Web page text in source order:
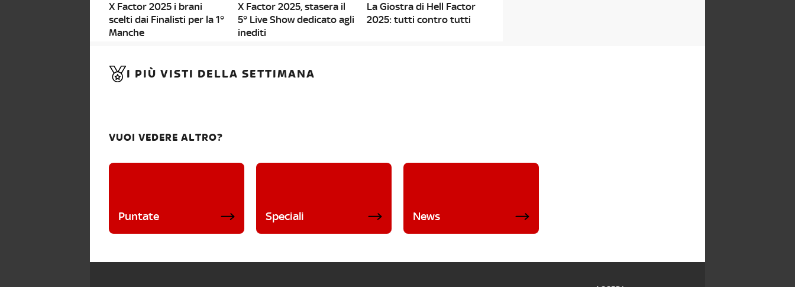
X Factor 2025 i brani
scelti dai Finalisti per la 1°
Manche
X Factor 2025, stasera il
5° Live Show dedicato agli
inediti
La Giostra di Hell Factor
2025: tutti contro tutti
I PIÙ VISTI DELLA SETTIMANA
VUOI VEDERE ALTRO?
Puntate Speciali News